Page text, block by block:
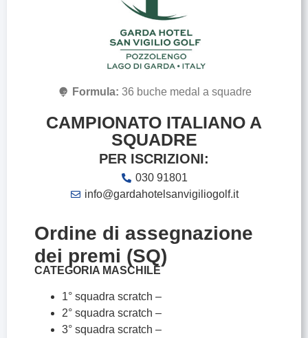
Formula: 36 buche medal a squadre
CAMPIONATO ITALIANO A
SQUADRE
PER ISCRIZIONI:
030 91801
info@gardahotelsanvigiliogolf.it
Ordine di assegnazione
dei premi (SQ)
CATEGORIA MASCHILE
1° squadra scratch –
2° squadra scratch –
3° squadra scratch –